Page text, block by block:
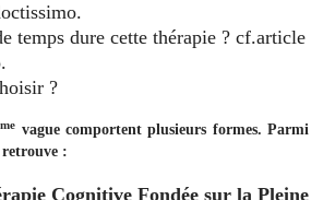
temps dure cette thérapie ? cf.article
?
vague comportent plusieurs formes. Parmi
retrouve :
Cognitive Fondée sur la Pleine